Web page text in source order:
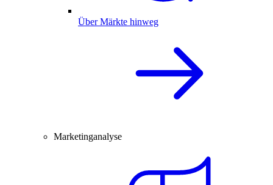
Über Märkte hinweg
Marketinganalyse